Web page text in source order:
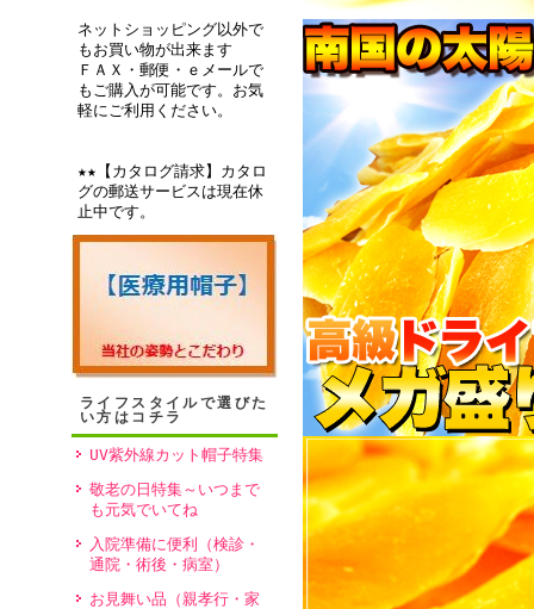
ネットショッピング以外で
もお買い物が出来ます
ＦＡＸ・郵便・ｅメールで
もご購入が可能です。お気
軽にご利用ください。
★★【カタログ請求】カタロ
グの郵送サービスは現在休
止中です。
ライフスタイルで選びた
い方はコチラ
UV紫外線カット帽子特集
敬老の日特集～いつまで
も元気でいてね
入院準備に便利（検診・
通院・術後・病室）
お見舞い品（親孝行・家